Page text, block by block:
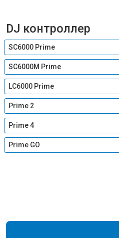
DJ контроллер
SC6000 Prime
SC6000M Prime
LC6000 Prime
Prime 2
Prime 4
Prime GO